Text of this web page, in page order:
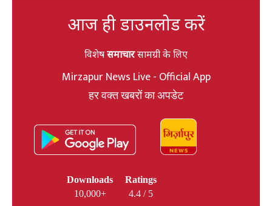
आज ही डाउनलोड करें
विशेषसमाचारसामग्री के लिए
Mirzapur News Live - Official App
हर वक्त खबरों का अपडेट
Downloads
10,000+
Ratings
4.4 / 5